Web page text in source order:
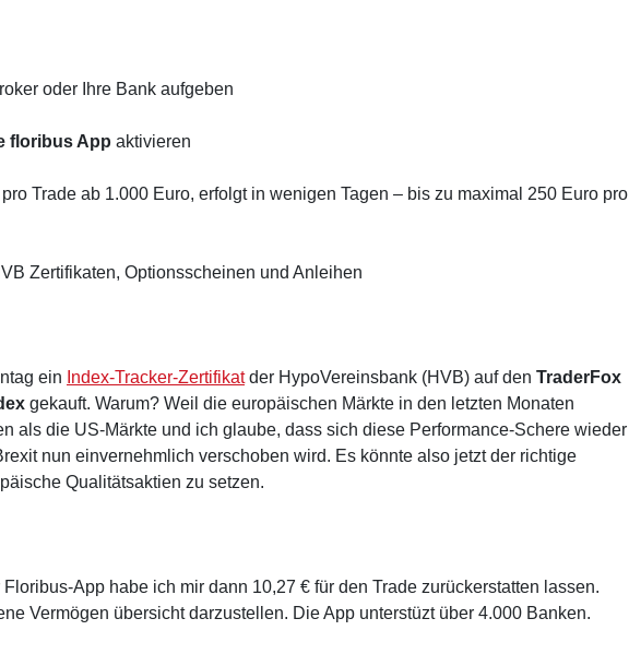
oder Ihre Bank aufgeben
floribus App aktivieren
pro Trade ab 1.000 Euro, erfolgt in wenigen Tagen – bis zu maximal 250 Euro pro
Zertifikaten, Optionsscheinen und Anleihen
ein Index-Tracker-Zertifikatder HypoVereinsbank (HVB) auf den TraderFox
gekauft. Warum? Weil die europäischen Märkte in den letzten Monaten
als die US-Märkte und ich glaube, dass sich diese Performance-Schere wieder
nun einvernehmlich verschoben wird. Es könnte also jetzt der richtige
Qualitätsaktien zu setzen.
App habe ich mir dann 10,27 € für den Trade zurückerstatten lassen.
Vermögen übersicht darzustellen. Die App unterstüzt über 4.000 Banken.